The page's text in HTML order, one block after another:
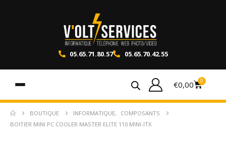
05.65.71.80.57 05.65.70.42.55
€0,00 0
BOUTIQUE INFORMATIQUE,
COMPOSANTS
BOITIER MINI PC COOLER MASTER ELITE 110 MINI-ITX